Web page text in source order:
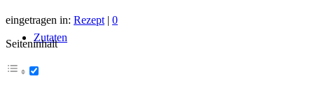
Zutaten
eingetragen in: Rezept | 0
Seiteninhalt